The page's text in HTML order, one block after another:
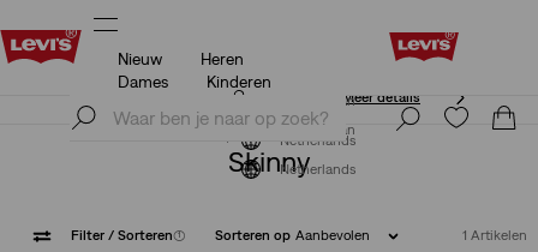
Klarna: KOOP NU & BETAAL LATER!
Meld je nu aan
Netherlands
Nieuw
Heren
Dames
Kinderen
Klarna: KOOP NU & BETAAL LATER!
Meer details
Meld je nu aan
Netherlands
Skinny
Filter / Sorteren(1) Sorteren op Aanbevolen 1 Artikelen